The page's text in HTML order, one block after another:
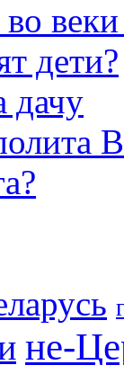
веки
дети?
дачу
не-